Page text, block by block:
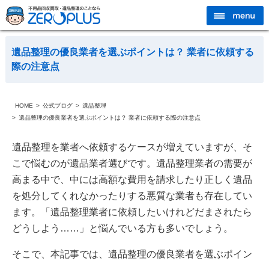
遺品整理の優良業者を選ぶポイントは？ 業者に依頼する
際の注意点
HOME 公式ブログ
遺品整理
遺品整理の優良業者を選ぶポイントは？ 業者に依頼する際の注意点
遺品整理を業者へ依頼するケースが増えていますが、そ
こで悩むのが遺品業者選びです。遺品整理業者の需要が
高まる中で、中には高額な費用を請求したり正しく遺品
を処分してくれなかったりする悪質な業者も存在してい
ます。「遺品整理業者に依頼したいけれどだまされたら
どうしよう……」と悩んでいる方も多いでしょう。
そこで、本記事では、遺品整理の優良業者を選ぶポイン